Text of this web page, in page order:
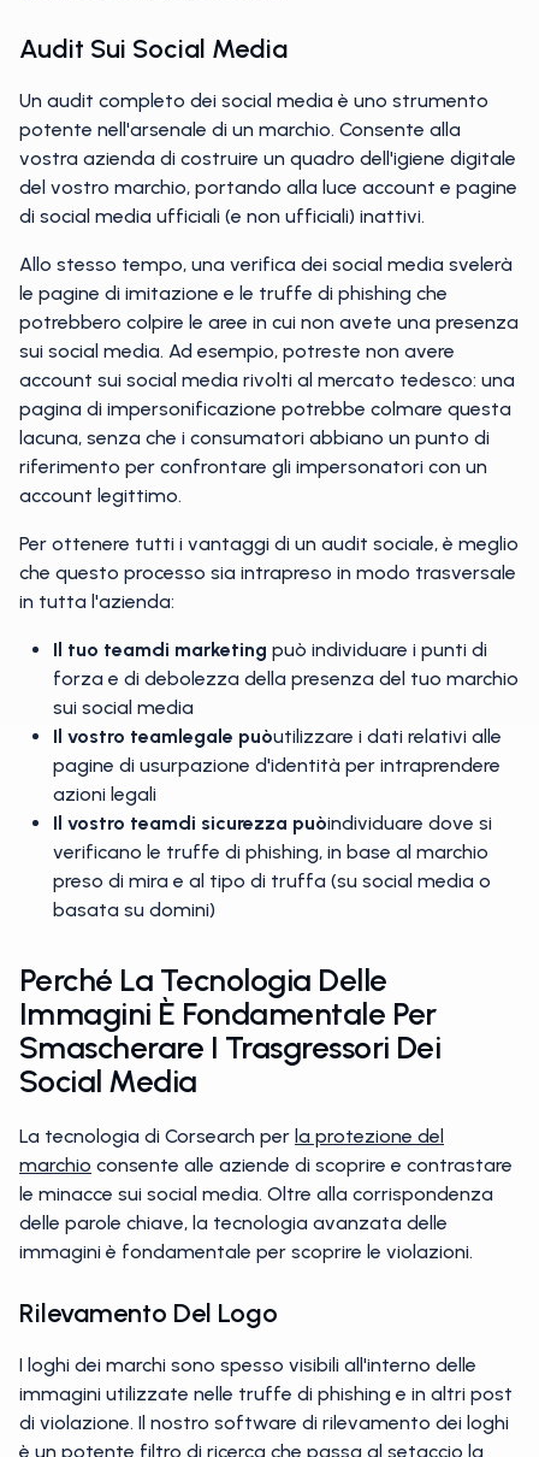
Audit Sui Social Media
Un audit completo dei social media è uno strumento
potente nell'arsenale di un marchio. Consente alla
vostra azienda di costruire un quadro dell'igiene digitale
del vostro marchio, portando alla luce account e pagine
di social media ufficiali (e non ufficiali) inattivi.
Allo stesso tempo, una verifica dei social media svelerà
le pagine di imitazione e le truffe di phishing che
potrebbero colpire le aree in cui non avete una presenza
sui social media. Ad esempio, potreste non avere
account sui social media rivolti al mercato tedesco: una
pagina di impersonificazione potrebbe colmare questa
lacuna, senza che i consumatori abbiano un punto di
riferimento per confrontare gli impersonatori con un
account legittimo.
Per ottenere tutti i vantaggi di un audit sociale, è meglio
che questo processo sia intrapreso in modo trasversale
in tutta l'azienda:
Il tuo teamdi marketing può individuare i punti di
forza e di debolezza della presenza del tuo marchio
sui social media
Il vostro teamlegale puòutilizzare i dati relativi alle
pagine di usurpazione d'identità per intraprendere
azioni legali
Il vostro teamdi sicurezza puòindividuare dove si
verificano le truffe di phishing, in base al marchio
preso di mira e al tipo di truffa (su social media o
basata su domini)
Perché La Tecnologia Delle
Immagini È Fondamentale Per
Smascherare I Trasgressori Dei
Social Media
La tecnologia di Corsearch per la protezione del
marchio consente alle aziende di scoprire e contrastare
le minacce sui social media. Oltre alla corrispondenza
delle parole chiave, la tecnologia avanzata delle
immagini è fondamentale per scoprire le violazioni.
Rilevamento Del Logo
I loghi dei marchi sono spesso visibili all'interno delle
immagini utilizzate nelle truffe di phishing e in altri post
di violazione. Il nostro software di rilevamento dei loghi
è un potente filtro di ricerca che passa al setaccio la